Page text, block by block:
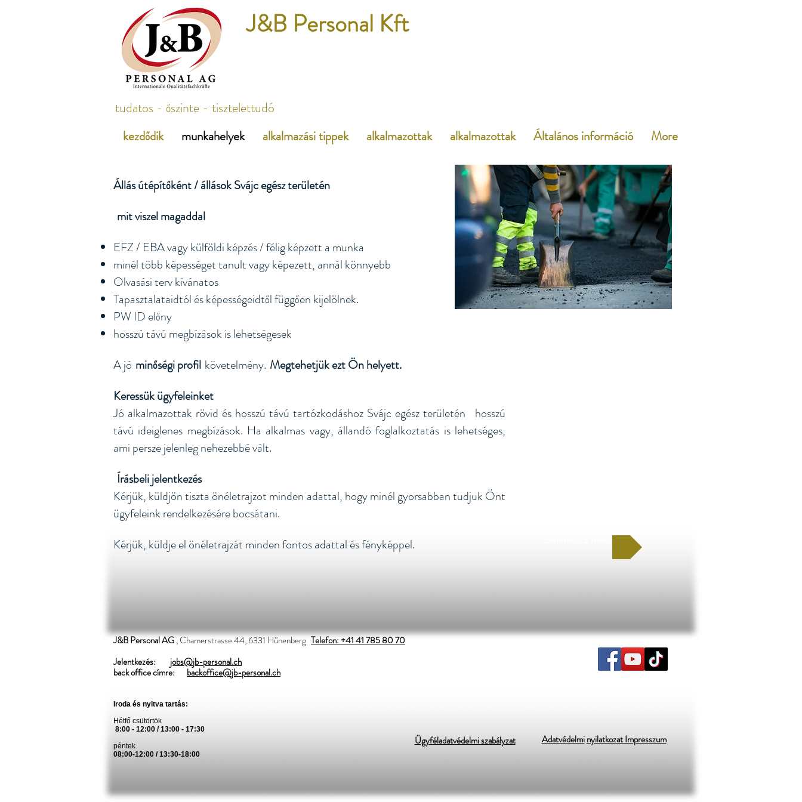
J&B Personal Kft
tudatos - őszinte - tisztelettudó
kezdődik munkahelyek alkalmazási tippek alkalmazottak alkalmazottak Általános információ More
Állás útépítőként / állások Svájc egész területén
mit viszel magaddal
EFZ / EBA vagy külföldi képzés / félig képzett a munka
minél több képességet tanult vagy képezett, annál könnyebb
Olvasási terv kívánatos
Tapasztalataidtól és képességeidtől függően kijelölnek.
PW ID előny
hosszú távú megbízások is lehetségesek
A jó minőségi profil követelmény. Megtehetjük ezt Ön helyett.
Keressük ügyfeleinket
Jó alkalmazottak rövid és hosszú távú tartózkodáshoz Svájc egész területén
hosszú
távú ideiglenes megbízások. Ha alkalmas vagy, állandó foglalkoztatás is lehetséges,
ami persze jelenleg nehezebbé vált.
Írásbeli jelentkezés
Kérjük, küldjön tiszta önéletrajzot minden adattal, hogy minél gyorsabban tudjuk Önt
ügyfeleink rendelkezésére bocsátani.
Kérjük, küldje el önéletrajzát minden fontos adattal és fényképpel.
J&B Personal AG, Chamerstrasse 44, 6331 Hünenberg Telefon: +41 41 785 80 70
Jelentkezés:
jobs@jb-personal.ch
back office címre:
backoffice@jb-personal.ch
Iroda és nyitva tartás:
Hétfő csütörtök
8:00 - 12:00 / 13:00 - 17:30
péntek
08:00-12:00 / 13:30-18:00
Ügyféladatvédelmi szabályzat Adatvédelmi nyilatkozat Impresszum